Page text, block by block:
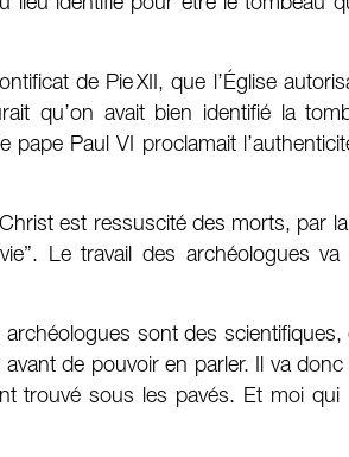
de Pie XII, que l’Église
qu’on avait bien identifié la
pape Paul VI proclamait
est ressuscité des morts, par
Le travail des archéologues va
archéologues sont des scientifiques,
de pouvoir en parler. Il va donc
trouvé sous les pavés. Et moi qui